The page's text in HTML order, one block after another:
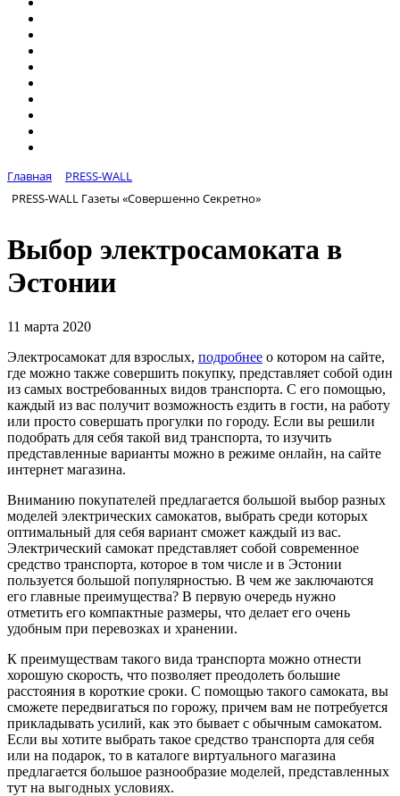
Главная
PRESS-WALL
PRESS-WALL Газеты «Совершенно Секретно»
Выбор электросамоката в
Эстонии
11 марта 2020
Электросамокат для взрослых, подробнее о котором на сайте,
где можно также совершить покупку, представляет собой один
из самых востребованных видов транспорта. С его помощью,
каждый из вас получит возможность ездить в гости, на работу
или просто совершать прогулки по городу. Если вы решили
подобрать для себя такой вид транспорта, то изучить
представленные варианты можно в режиме онлайн, на сайте
интернет магазина.
Вниманию покупателей предлагается большой выбор разных
моделей электрических самокатов, выбрать среди которых
оптимальный для себя вариант сможет каждый из вас.
Электрический самокат представляет собой современное
средство транспорта, которое в том числе и в Эстонии
пользуется большой популярностью. В чем же заключаются
его главные преимущества? В первую очередь нужно
отметить его компактные размеры, что делает его очень
удобным при перевозках и хранении.
К преимуществам такого вида транспорта можно отнести
хорошую скорость, что позволяет преодолеть большие
расстояния в короткие сроки. С помощью такого самоката, вы
сможете передвигаться по горожу, причем вам не потребуется
прикладывать усилий, как это бывает с обычным самокатом.
Если вы хотите выбрать такое средство транспорта для себя
или на подарок, то в каталоге виртуального магазина
предлагается большое разнообразие моделей, представленных
тут на выгодных условиях.